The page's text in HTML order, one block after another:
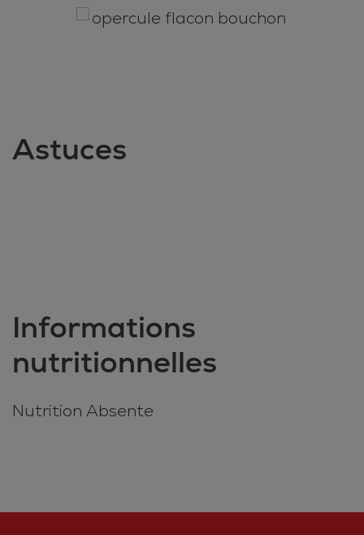
Astuces
Informations
nutritionnelles
Nutrition Absente